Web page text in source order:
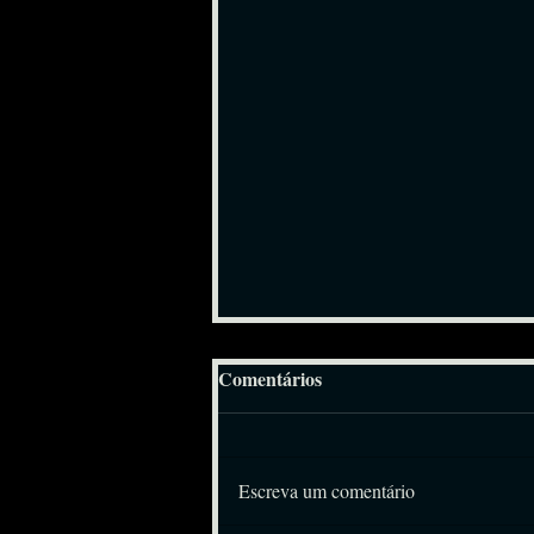
Comentários
Escreva um comentário